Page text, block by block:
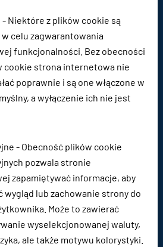
Oferta Falowniki
- Niektóre z plików cookie są
celu zagwarantowania
funkcjonalności. Bez obecności
cookie strona internetowa nie
poprawnie i są one włączone w
a wyłączenie ich nie jest
- Obecność plików cookie
pozwala stronie
zapamiętywać informacje, aby
wygląd lub zachowanie strony do
Może to zawierać
wyselekcjonowanej waluty,
ale także motywu kolorystyki.